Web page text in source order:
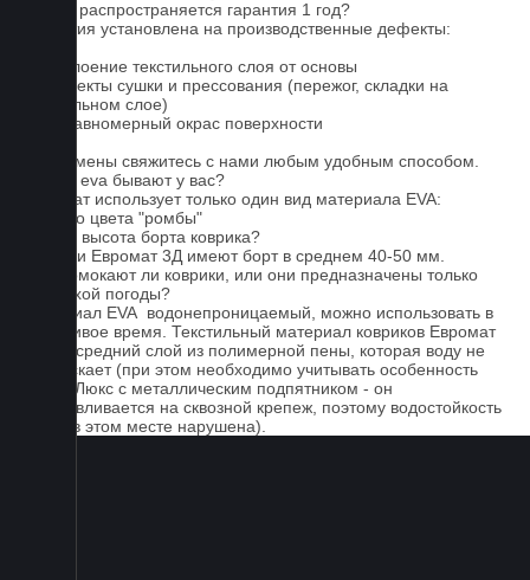
На что распространяется гарантия 1 год?
Гарантия установлена на производственные дефекты:
1. Отслоение текстильного слоя от основы
2. Дефекты сушки и прессования (пережог, складки на
текстильном слое)
3. Неравномерный окрас поверхности
Для замены свяжитесь с нами любым удобным способом.
Серые eva бывают у вас?
Евромат использует только один вид материала EVA:
черного цвета "ромбы"
Какова высота борта коврика?
Коврики Евромат 3Д имеют борт в среднем 40-50 мм.
Не промокают ли коврики, или они предназначены только
для сухой погоды?
Материал EVA водонепроницаемый, можно использовать в
дождливое время. Текстильный материал ковриков Евромат
имеет средний слой из полимерной пены, которая воду не
пропускает (при этом необходимо учитывать особенность
серии Люкс с металлическим подпятником - он
устанавливается на сквозной крепеж, поэтому водостойкость
ковра в этом месте нарушена).